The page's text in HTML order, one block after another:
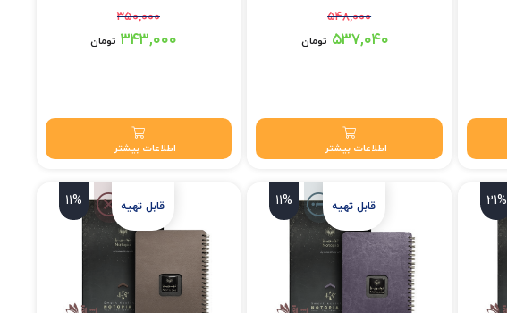
۵۴۸,۰۰۰
قیمت اصلی: ۵۴۸,۰۰۰ تومان بود.۵۳۷,۰۴۰ تومان
اطلاعات بیشتر
۳۵۰,۰۰۰
قیمت اصلی: ۳۵۰,۰۰۰ تومان بود.۳۴۳,۰۰۰ تومان
اطلاعات بیشتر
21%
11%
بنفش
11%
عسلی